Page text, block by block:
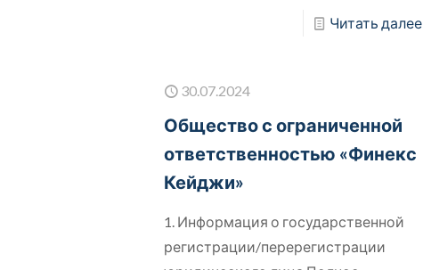
Читать далее
30.07.2024
Общество с ограниченной
ответственностью «Финекс
Кейджи»
1. Информация о государственной
регистрации/перерегистрации